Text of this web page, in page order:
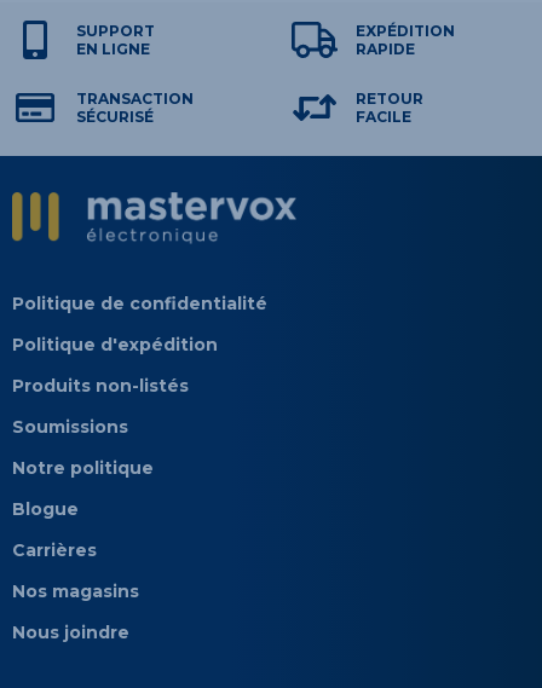
SUPPORT
EN LIGNE
EXPÉDITION
RAPIDE
TRANSACTION
SÉCURISÉ
RETOUR
FACILE
Politique de confidentialité
Politique d'expédition
Produits non-listés
Soumissions
Notre politique
Blogue
Carrières
Nos magasins
Nous joindre